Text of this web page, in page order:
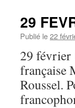
29
Publié le22
29 février
française
Roussel.